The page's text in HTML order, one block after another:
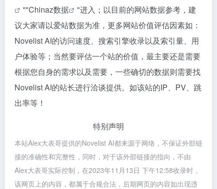
""Chinaz数据
"进入；以目前的网站数据参考，建
议大家请以爱站数据为准，更多网站价值评估因素如：
Novelist AI的访问速度、搜索引擎收录以及索引量、用
户体验等；当然要评估一个站的价值，最主要还是需要
根据您自身的需求以及需要，一些确切的数据则需要找
Novelist AI的站长进行洽谈提供。如该站的IP、PV、跳
出率等！
特别声明
本站Alex大表哥提供的Novelist AI都来源于网络，不保证外部链
接的准确性和完整性，同时，对于该外部链接的指向，不由
Alex大表哥实际控制，在2023年11月13日 下午12:58收录时，
该网页上的内容，都属于合规合法，后期网页的内容如出现违